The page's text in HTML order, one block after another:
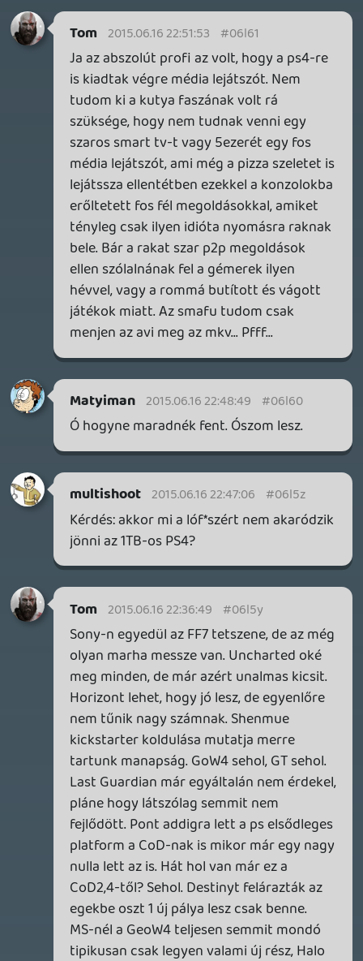
jó lenne, de létezik ez már ezer éve csak a
Scuf csinálja, pont ugyan ez, még az is fel
van árazva a csillagos egekbe. Multi
címeknél meg a Division érdekelt, amíg be
nem mutatták, hogy hogyan kell c64
szintre lebutítani grafikailag, s most ha
még a grafot sem tudják hozni, akkor
hogyan várhatnánk el, hogy a
játékmenetbeli grandiózusan felvázolt
újításaikat majd hozni tudnák, sehogy.
Nekem ez az E3 nem tetszett egyáltalán.
Árak teljesen elrugaszkodtak a talajtól és
iszonyat keveset adnak. Egy hatalmas
fostömlő volt az egész. Lassan már 200
dodó lesz egy játék összelegózva és még
mindig fos peer to peer-en kergetjük
egymást 2015-ben, de ha véletlen
valamelyik ad dedi szeró támogatást,
akkor tuti olyan fos trickrate-el adja, hogy
még a p2p is körberöhögi.
Ezeken a mai árakon ezek a szolgáltatások
szerintem kevesek. Szerintem nagyon
rossz irányba mennek. Ha ezt folytatják,
akkor felőlem mind csomagolhat és mehet
mobilra.
multishoot
mcmacko
Ennyi. 😃
mcmacko 2015.06.16 22:21:16 #06l5w
seethrudresses.com
Dude 2015.06.16 22:20:13 #06l5v
Mondjuk ki egy kalap fekália volt ez az N
direct. Nincs mit kerülgetni ezt. Főleg a
WiiU tulajoknak.
nasty 2015.06.16 22:20:11 #06l5u
Ti is megjátszátok a coolságot!!! Még
Madonna sem kell nektek olyan sznobok
vagytok! 😞
multishoot 2015.06.16 22:15:07 #06l5t
A Sony és a Microsoft is szar volt??? Why?
2015.06.16 22:13:45
mcmacko 2015.06.16 22:13:56 #06l5s